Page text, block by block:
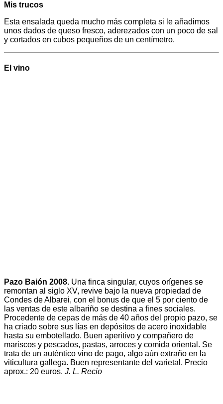
Mis trucos
Esta ensalada queda mucho más completa si le añadimos
unos dados de queso fresco, aderezados con un poco de sal
y cortados en cubos pequeños de un centímetro.
El vino
Pazo Baión 2008. Una finca singular, cuyos orígenes se
remontan al siglo XV, revive bajo la nueva propiedad de
Condes de Albarei, con el bonus de que el 5 por ciento de
las ventas de este albariño se destina a fines sociales.
Procedente de cepas de más de 40 años del propio pazo, se
ha criado sobre sus lías en depósitos de acero inoxidable
hasta su embotellado. Buen aperitivo y compañero de
mariscos y pescados, pastas, arroces y comida oriental. Se
trata de un auténtico vino de pago, algo aún extraño en la
viticultura gallega. Buen representante del varietal. Precio
aprox.: 20 euros. J. L. Recio